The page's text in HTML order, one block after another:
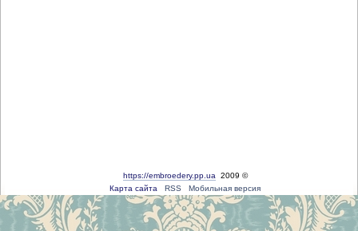
https://embroedery.pp.ua 2009 ©
Карта сайта
RSS Мобильная версия